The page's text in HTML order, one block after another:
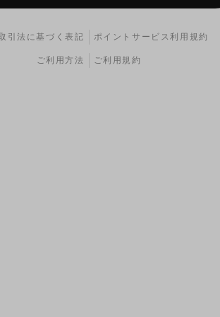
引法に基づく表記 ポイントサービス利用規約
ご利用方法 ご利用規約